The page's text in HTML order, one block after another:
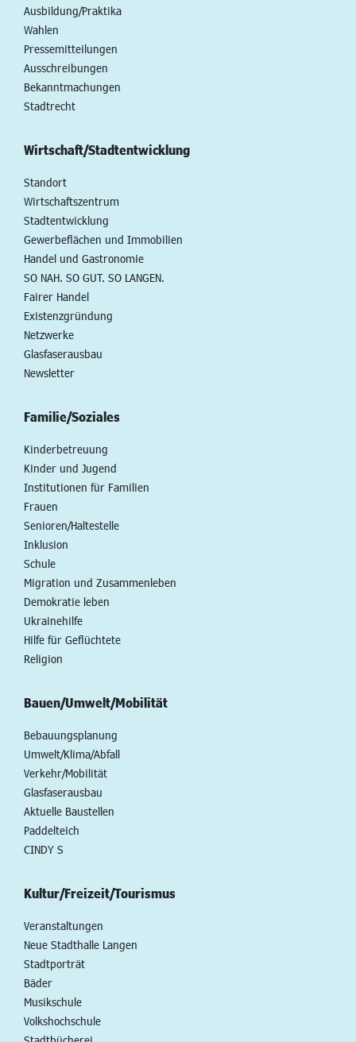
Ausbildung/Praktika
Wahlen
Pressemitteilungen
Ausschreibungen
Bekanntmachungen
Stadtrecht
Wirtschaft/Stadtentwicklung
Standort
Wirtschaftszentrum
Stadtentwicklung
Gewerbeflächen und Immobilien
Handel und Gastronomie
SO NAH. SO GUT. SO LANGEN.
Fairer Handel
Existenzgründung
Netzwerke
Glasfaserausbau
Newsletter
Familie/Soziales
Kinderbetreuung
Kinder und Jugend
Institutionen für Familien
Frauen
Senioren/Haltestelle
Inklusion
Schule
Migration und Zusammenleben
Demokratie leben
Ukrainehilfe
Hilfe für Geflüchtete
Religion
Bauen/Umwelt/Mobilität
Bebauungsplanung
Umwelt/Klima/Abfall
Verkehr/Mobilität
Glasfaserausbau
Aktuelle Baustellen
Paddelteich
CINDY S
Kultur/Freizeit/Tourismus
Veranstaltungen
Neue Stadthalle Langen
Stadtporträt
Bäder
Musikschule
Volkshochschule